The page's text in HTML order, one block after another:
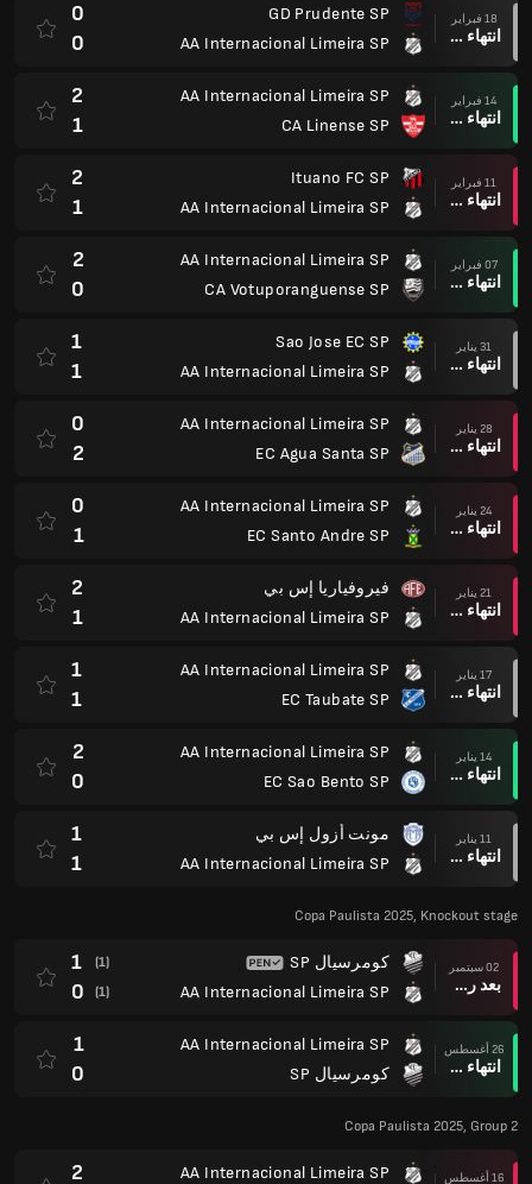
18 فبراير
انتهاء وقت المباراة
GD Prudente SP
AA Internacional Limeira SP
0
0
14 فبراير
انتهاء وقت المباراة
AA Internacional Limeira SP
CA Linense SP
2
1
11 فبراير
انتهاء وقت المباراة
Ituano FC SP
AA Internacional Limeira SP
2
1
07 فبراير
انتهاء وقت المباراة
AA Internacional Limeira SP
CA Votuporanguense SP
2
0
31 يناير
انتهاء وقت المباراة
Sao Jose EC SP
AA Internacional Limeira SP
1
1
28 يناير
انتهاء وقت المباراة
AA Internacional Limeira SP
EC Agua Santa SP
0
2
24 يناير
انتهاء وقت المباراة
AA Internacional Limeira SP
EC Santo Andre SP
0
1
21 يناير
انتهاء وقت المباراة
فيروفياريا إس بي
AA Internacional Limeira SP
2
1
17 يناير
انتهاء وقت المباراة
AA Internacional Limeira SP
EC Taubate SP
1
1
14 يناير
انتهاء وقت المباراة
AA Internacional Limeira SP
EC Sao Bento SP
2
0
11 يناير
انتهاء وقت المباراة
مونت أزول إس بي
AA Internacional Limeira SP
1
1
Copa Paulista 2025, Knockout stage
02 سبتمبر
بعد ركلات الترجيح
كومرسيال SP
AA Internacional Limeira SP
(1)
1
(1)
0
26 أغسطس
انتهاء وقت المباراة
AA Internacional Limeira SP
كومرسيال SP
1
0
Copa Paulista 2025, Group 2
16 أغسطس AA Internacional Limeira SP
2